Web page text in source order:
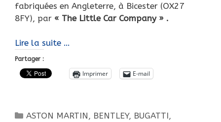
fabriquées en Angleterre, à Bicester (OX27
8FY), par « The Little Car Company » .
Lire la suite …
à
moteur
Et
Partager :
Imprimer E-mail
Catégories
ASTON MARTIN , BENTLEY, BUGATTI,